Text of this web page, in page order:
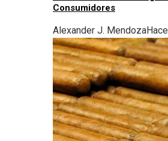
Consumidores
Alexander J. Mendoza